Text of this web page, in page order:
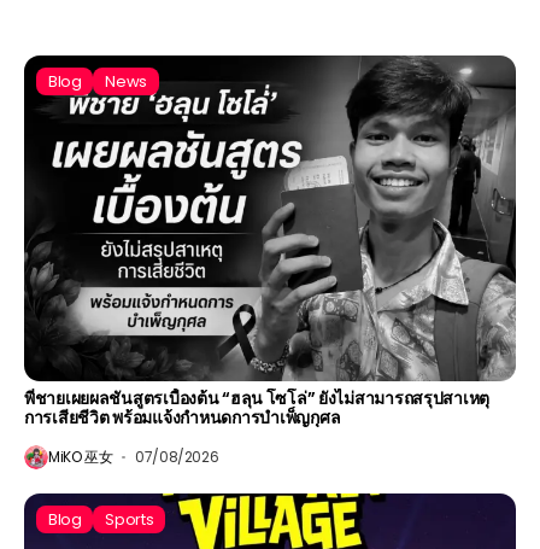
Blog News
พี่ชายเผยผลชันสูตรเบื้องต้น “ฮลุน โซโล่” ยังไม่สามารถสรุปสาเหตุ
การเสียชีวิต พร้อมแจ้งกำหนดการบำเพ็ญกุศล
MiKO 巫女 07/08/2026
Blog Sports